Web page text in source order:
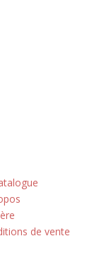
de vente